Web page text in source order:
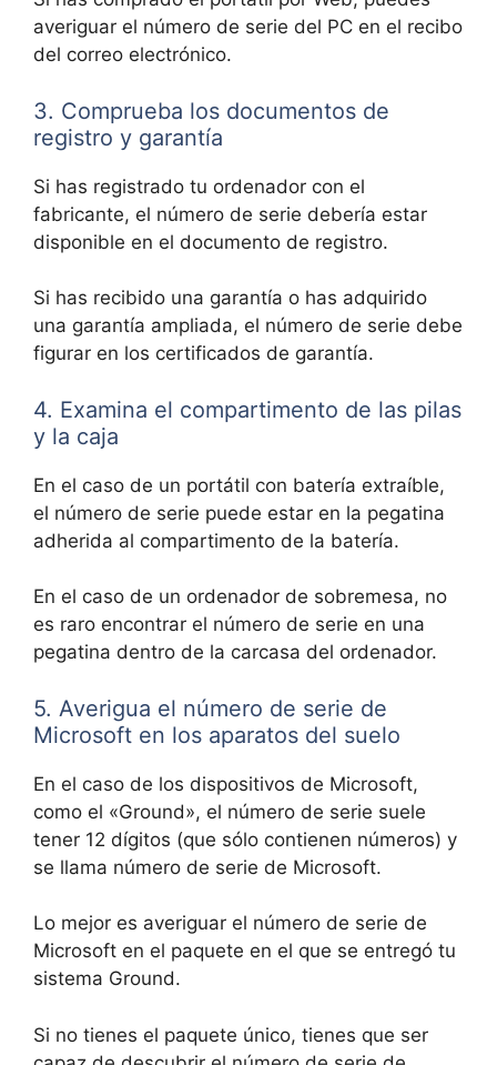
averiguar el número de serie del PC en el recibo
del correo electrónico.
3. Comprueba los documentos de
registro y garantía
Si has registrado tu ordenador con el
fabricante, el número de serie debería estar
disponible en el documento de registro.
Si has recibido una garantía o has adquirido
una garantía ampliada, el número de serie debe
figurar en los certificados de garantía.
4. Examina el compartimento de las pilas
y la caja
En el caso de un portátil con batería extraíble,
el número de serie puede estar en la pegatina
adherida al compartimento de la batería.
En el caso de un ordenador de sobremesa, no
es raro encontrar el número de serie en una
pegatina dentro de la carcasa del ordenador.
5. Averigua el número de serie de
Microsoft en los aparatos del suelo
En el caso de los dispositivos de Microsoft,
como el «Ground», el número de serie suele
tener 12 dígitos (que sólo contienen números) y
se llama número de serie de Microsoft.
Lo mejor es averiguar el número de serie de
Microsoft en el paquete en el que se entregó tu
sistema Ground.
Si no tienes el paquete único, tienes que ser